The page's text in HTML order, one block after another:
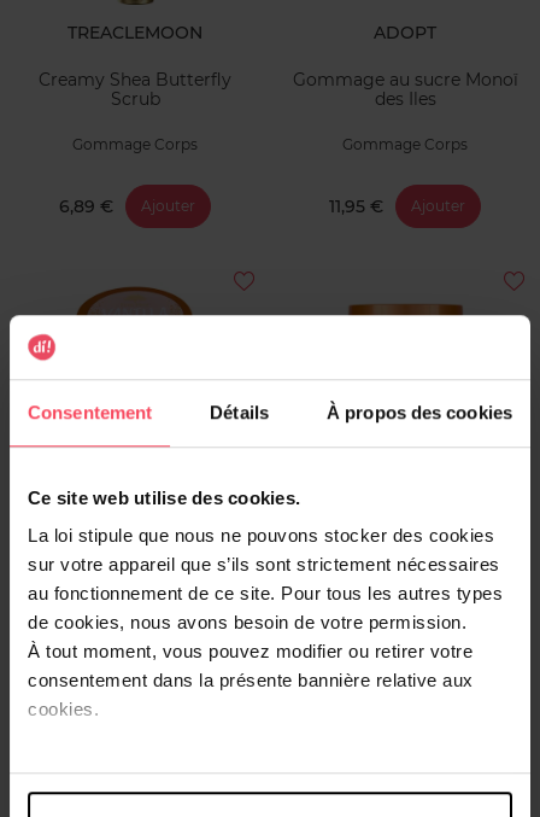
Consentement Détails À propos des cookies
Ce site web utilise des cookies.
La loi stipule que nous ne pouvons stocker des cookies
sur votre appareil que s’ils sont strictement nécessaires
au fonctionnement de ce site. Pour tous les autres types
de cookies, nous avons besoin de votre permission.
À tout moment, vous pouvez modifier ou retirer votre
consentement dans la présente bannière relative aux
cookies.
TREACLEMOON
Creamy Shea Butterfly
Scrub
Gommage Corps
6,89 € Ajouter
ADOPT
Gommage au sucre Monoï
des Iles
Gommage Corps
11,95 € Ajouter
TREEHUT
Shea Sugar Scrub Vanilla
Gommage Corps
15,99 € Ajouter
TREEHUT
Shea Sugar Scrub Moroccan
Gommage Corps
15,99 € Ajouter